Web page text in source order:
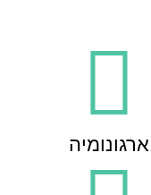
ארגונומיה